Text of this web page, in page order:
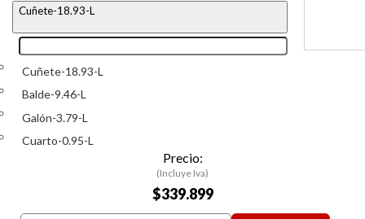
Cuñete-18.93-L
Cuñete-18.93-L
Balde-9.46-L
Galón-3.79-L
Cuarto-0.95-L
Precio:
(Incluye Iva)
$339.899